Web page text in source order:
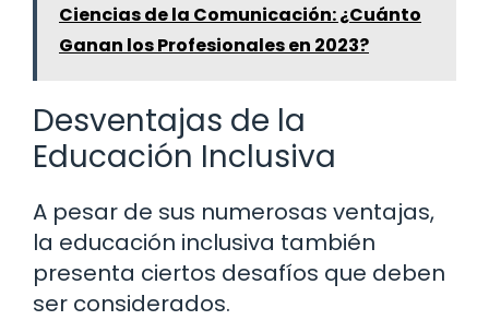
Ciencias de la Comunicación: ¿Cuánto
Ganan los Profesionales en 2023?
Desventajas de la
Educación Inclusiva
A pesar de sus numerosas ventajas,
la educación inclusiva también
presenta ciertos desafíos que deben
ser considerados.